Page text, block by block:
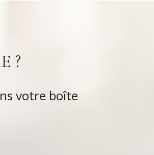
?
votre boîte